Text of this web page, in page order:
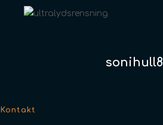
sonihull8
Kontakt